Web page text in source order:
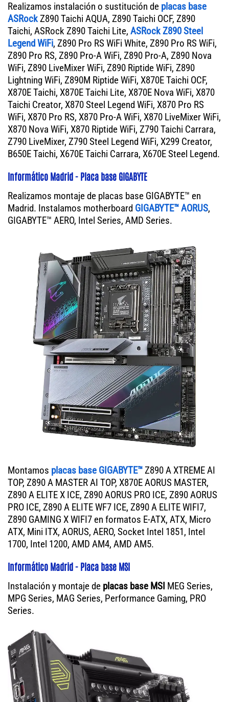
Realizamos instalación o sustitución de placas base
ASRockZ890 Taichi AQUA, Z890 Taichi OCF, Z890
Taichi, ASRock Z890 Taichi Lite, ASRock Z890 Steel
Legend WiFi, Z890 Pro RS WiFi White, Z890 Pro RS WiFi,
Z890 Pro RS, Z890 Pro-A WiFi, Z890 Pro-A, Z890 Nova
WiFi, Z890 LiveMixer WiFi, Z890 Riptide WiFi, Z890
Lightning WiFi, Z890M Riptide WiFi, X870E Taichi OCF,
X870E Taichi, X870E Taichi Lite, X870E Nova WiFi, X870
Taichi Creator, X870 Steel Legend WiFi, X870 Pro RS
WiFi, X870 Pro RS, X870 Pro-A WiFi, X870 LiveMixer WiFi,
X870 Nova WiFi, X870 Riptide WiFi, Z790 Taichi Carrara,
Z790 LiveMixer, Z790 Steel Legend WiFi, X299 Creator,
B650E Taichi, X670E Taichi Carrara, X670E Steel Legend.
Informático Madrid - Placa base GIGABYTE
Realizamos montaje de placas base GIGABYTE™ en
Madrid. Instalamos motherboard GIGABYTE™ AORUS,
GIGABYTE™ AERO, Intel Series, AMD Series.
Montamos placas base GIGABYTE™Z890 A XTREME AI
TOP, Z890 A MASTER AI TOP, X870E AORUS MASTER,
Z890 A ELITE X ICE, Z890 AORUS PRO ICE, Z890 AORUS
PRO ICE, Z890 A ELITE WF7 ICE, Z890 A ELITE WIFI7,
Z890 GAMING X WIFI7 en formatos E-ATX, ATX, Micro
ATX, Mini ITX, AORUS, AERO, Socket Intel 1851, Intel
1700, Intel 1200, AMD AM4, AMD AM5.
Informático Madrid - Placa base MSI
Instalación y montaje de placas base MSI MEG Series,
MPG Series, MAG Series, Performance Gaming, PRO
Series.